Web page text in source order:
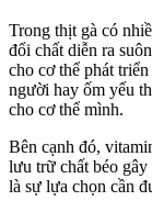
Trong thịt gà có
đổi chất diễn ra
cho cơ thể phát
người hay ốm yếu
cho cơ thể mình.
Bên cạnh đó,
lưu trữ chất béo
là sự lựa chọn cần